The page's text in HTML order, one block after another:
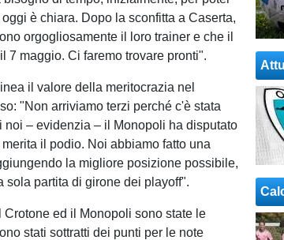
è chiara. Dopo la sconfitta a Caserta,
orgogliosamente il loro trainer e che il
7 maggio. Ci faremo trovare pronti".
il valore della meritocrazia nel
"Non arriviamo terzi perché c'è stata
noi – evidenzia – il Monopoli ha disputato
il podio. Noi abbiamo fatto una
la migliore posizione possibile,
sola partita di girone dei playoff".
Crotone ed il Monopoli sono state le
stati sottratti dei punti per le note